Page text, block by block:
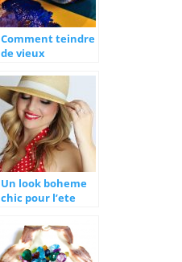
Comment teindre
de vieux
d’un machine?
Un look boheme
chic pour l’ete